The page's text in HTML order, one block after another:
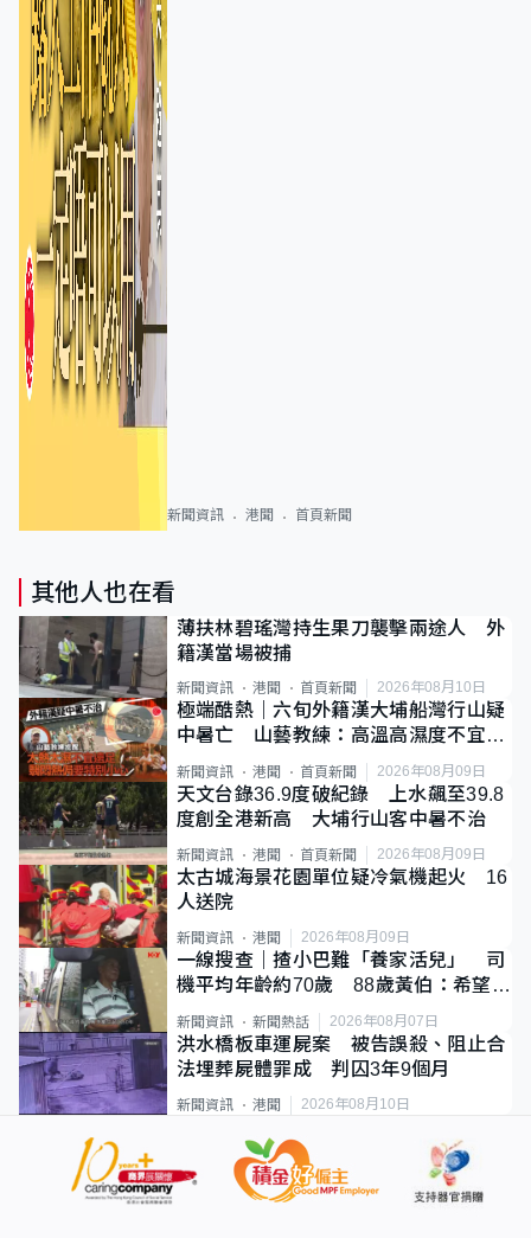
新聞資訊 港聞 首頁新聞
其他人也在看
薄扶林碧瑤灣持生果刀襲擊兩途人 外
籍漢當場被捕
新聞資訊 港聞 首頁新聞 2026年08月10日
極端酷熱｜六旬外籍漢大埔船灣行山疑
中暑亡 山藝教練：高溫高濕度不宜遠
新聞資訊 港聞 首頁新聞 2026年08月09日
天文台錄36.9度破紀錄 上水飆至39.8
度創全港新高 大埔行山客中暑不治
新聞資訊 港聞 首頁新聞 2026年08月09日
太古城海景花園單位疑冷氣機起火 16
人送院
新聞資訊 港聞 2026年08月09日
一線搜查｜揸小巴難「養家活兒」 司
機平均年齡約70歲 88歲黃伯：希望一
直揸落去
新聞資訊 新聞熱話 2026年08月07日
洪水橋板車運屍案 被告誤殺、阻止合
法埋葬屍體罪成 判囚3年9個月
新聞資訊 港聞 2026年08月10日